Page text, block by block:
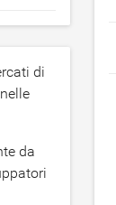
di
da